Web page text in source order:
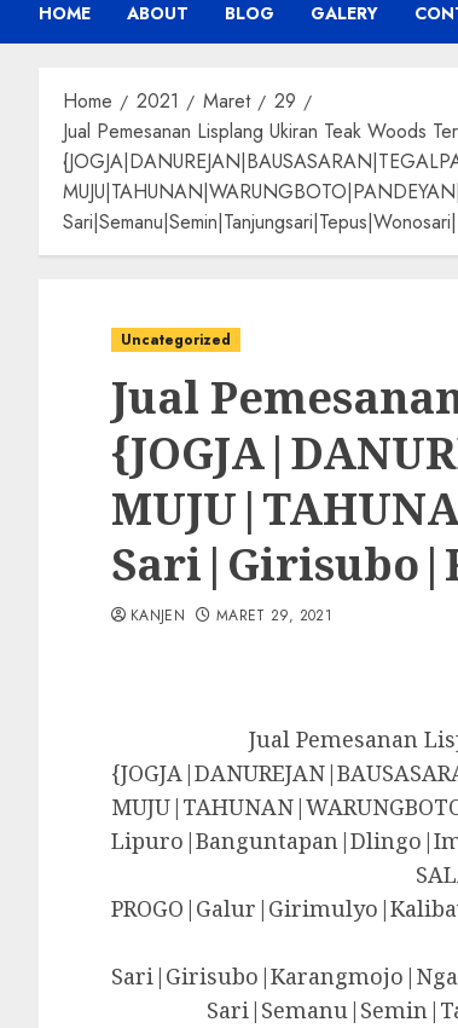
HOME ABOUT BLOG GALERY
Home 2021 Maret
29
Jual Pemesanan Lisplang Ukiran Teak Woods
Sari|Semanu|Semin|Tanjungsari|Tepus|Wonosari|
Uncategorized
Jual
KANJEN MARET 29, 2021
Jual Pemesanan